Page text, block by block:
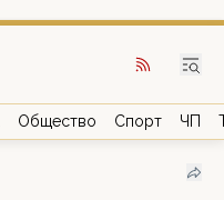
Общество Спорт ЧП